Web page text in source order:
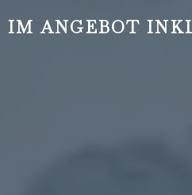
IM ANGEBOT